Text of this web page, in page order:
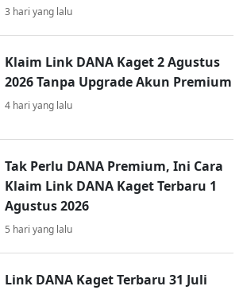
3 hari yang lalu
Klaim Link DANA Kaget 2 Agustus
2026 Tanpa Upgrade Akun Premium
4 hari yang lalu
Tak Perlu DANA Premium, Ini Cara
Klaim Link DANA Kaget Terbaru 1
Agustus 2026
5 hari yang lalu
Link DANA Kaget Terbaru 31 Juli